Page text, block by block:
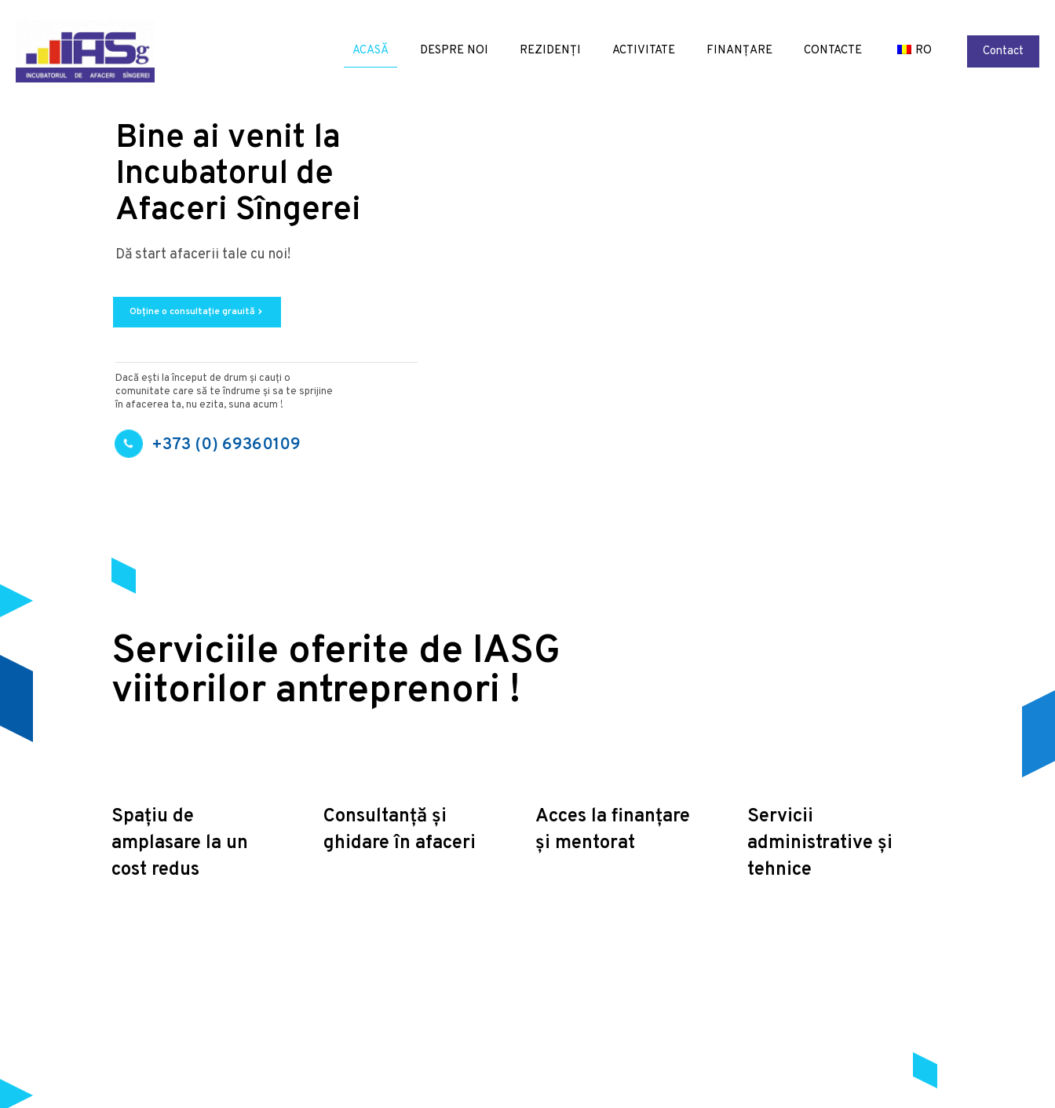
ACASĂ DESPRE NOI REZIDENȚI ACTIVITATE FINANȚARE CONTACTE RO Contact
Dacă ești la început de drum și cauți o
comunitate care să te îndrume și sa te sprijine
în afacerea ta, nu ezita, suna acum !
Bine ai venit la
Incubatorul de
Afaceri Sîngerei
Dă start afacerii tale cu noi!
+373 (0) 69360109
Obține o consultație grauită chevron_right
Serviciile oferite de IASG
viitorilor antreprenori !
Spațiu de
amplasare la un
cost redus
Consultanță și
ghidare în afaceri
Acces la finanțare
și mentorat
Servicii
administrative și
tehnice